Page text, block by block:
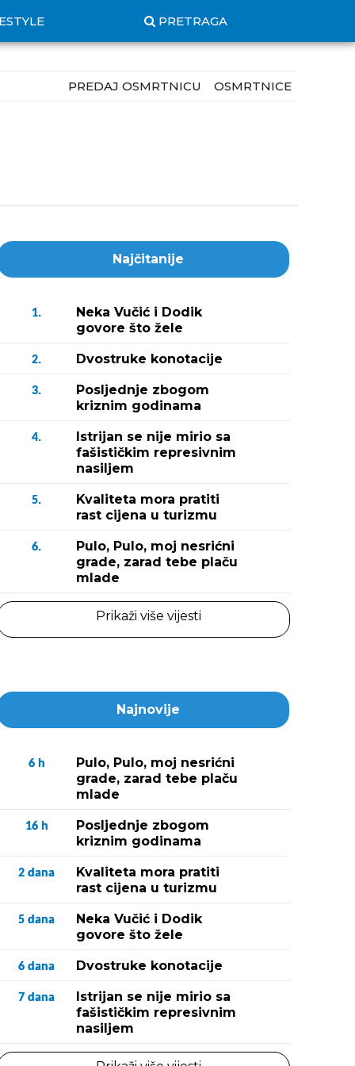
PRETRAGA
PREDAJ OSMRTNICU OSMRTNICE
Najčitanije
1.
Neka Vučić i Dodik
govore što žele
2. Dvostruke konotacije
3.
Posljednje zbogom
kriznim godinama
4.
Istrijan se nije mirio sa
fašističkim represivnim
nasiljem
5.
Kvaliteta mora pratiti
rast cijena u turizmu
6.
Pulo, Pulo, moj nesrićni
grade, zarad tebe plaču
mlade
Prikaži više vijesti
Najnovije
6 h
Pulo, Pulo, moj nesrićni
grade, zarad tebe plaču
mlade
16 h
Posljednje zbogom
kriznim godinama
2 dana
Kvaliteta mora pratiti
rast cijena u turizmu
5 dana
Neka Vučić i Dodik
govore što žele
6 dana Dvostruke konotacije
7 dana
Istrijan se nije mirio sa
fašističkim represivnim
nasiljem